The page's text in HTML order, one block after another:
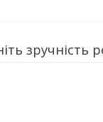
зручність